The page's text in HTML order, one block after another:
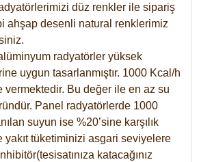
düz renkler ile sipariş
ahşap desenli natural renklerimiz
radyatörler yüksek
uygun tasarlanmıştır. 1000 Kcal/h
vermektedir. Bu değer ile en az su
Panel radyatörlerde 1000
suyun ise %20’sine karşılık
yakıt tüketiminizi asgari seviyelere
katacağınız